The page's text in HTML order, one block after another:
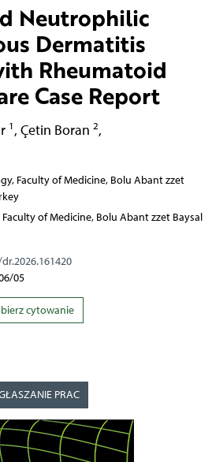
Neutrophilic
Dermatitis
Rheumatoid
Case Report
1 , Çetin Boran 2,
Faculty of Medicine, Bolu Abant zzet
of Medicine, Bolu Abant zzet Baysal
05
cytowanie
PRAC